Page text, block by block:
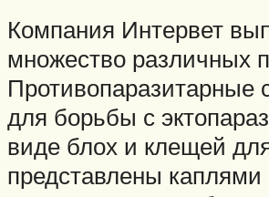
Компания Интервет
множество различных
Противопаразитарные
для борьбы с
виде блох и клещей
представлены каплями